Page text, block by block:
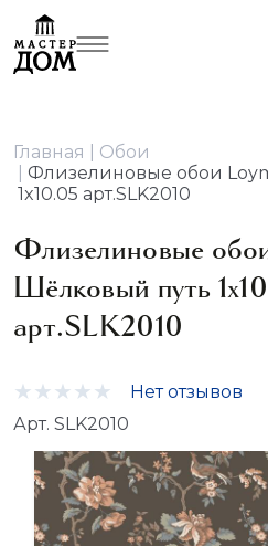
Главная
Обои
Флизелиновые обои
1x10.05 арт.SLK2010
Флизелиновые
Шёлковый путь
арт.SLK2010
Нет отзывов
Арт. SLK2010